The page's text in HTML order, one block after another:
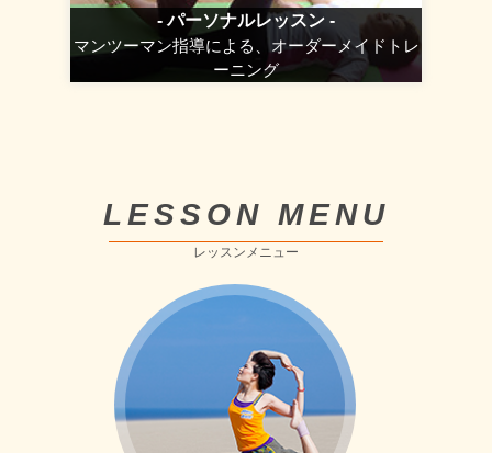
- パーソナルレッスン -
マンツーマン指導による、オーダーメイドトレ
ーニング
LESSON MENU
レッスンメニュー